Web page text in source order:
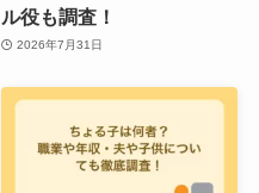
ル役も調査！
2026年7月31日